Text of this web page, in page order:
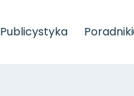
Publicystyka Poradniki